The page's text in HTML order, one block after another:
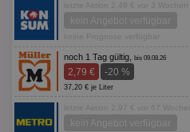
letzte Aktion 2,49 € vor 3 Wochen
kein Angebot verfügbar
keine Prognose verfügbar
noch 1 Tag gültig, bis 09.08.26
2,79 € -20 %
37,20 € je Liter
letzte Aktion 2,97 € vor 67 Wochen
kein Angebot verfügbar